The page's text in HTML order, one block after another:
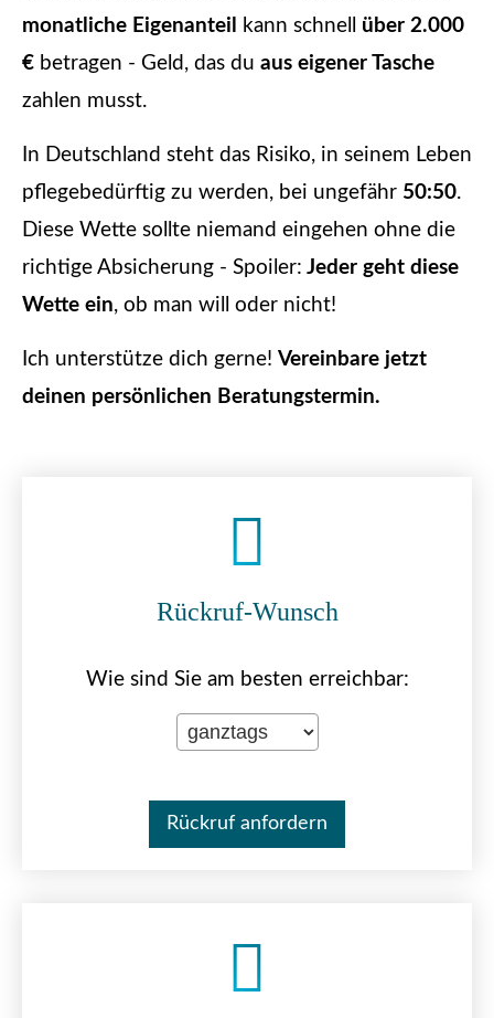
monatliche Eigenanteil
kann schnell über 2.000
€ betragen - Geld, das du aus eigener Tasche
zahlen musst.
In Deutschland steht das Risiko, in seinem Leben
pflegebedürftig zu werden, bei ungefähr 50:50.
Diese Wette sollte niemand eingehen ohne die
richtige Absicherung - Spoiler: Jeder geht diese
Wette ein, ob man will oder nicht!
Ich unterstütze dich gerne! Vereinbare jetzt
deinen persönlichen Beratungstermin.
Rück­ruf-Wunsch
Wie sind Sie am besten erreichbar: